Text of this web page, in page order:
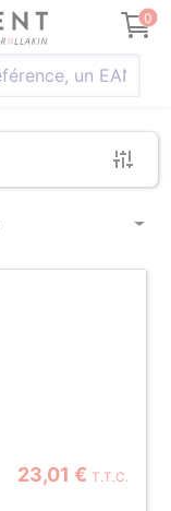
0
23,01 € T.T.C.